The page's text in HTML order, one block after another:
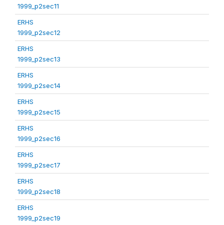
1999_p2sec11
ERHS
1999_p2sec12
ERHS
1999_p2sec13
ERHS
1999_p2sec14
ERHS
1999_p2sec15
ERHS
1999_p2sec16
ERHS
1999_p2sec17
ERHS
1999_p2sec18
ERHS
1999_p2sec19